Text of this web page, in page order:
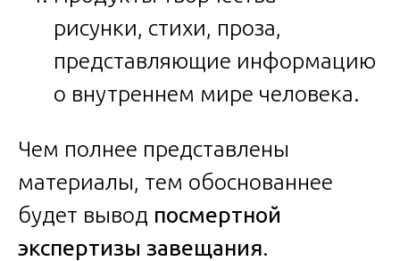
рисунки, стихи, проза,
представляющие информацию
о внутреннем мире человека.
Чем полнее представлены
материалы, тем обоснованнее
будет вывод посмертной
экспертизы завещания.